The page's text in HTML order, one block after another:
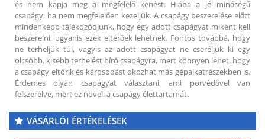
és nem kapja meg a megfelelő kenést. Hiába a jó minőségű
csapágy, ha nem megfelelően kezeljük. A csapágy beszerelése előtt
mindenképp tájékozódjunk, hogy egy adott csapágyat miként kell
beszerelni, ugyanis ezek eltérőek lehetnek. Fontos továbbá, hogy
ne terheljük túl, vagyis az adott csapágyat ne cseréljük ki egy
olcsóbb, kisebb terhelést bíró csapágyra, mert könnyen lehet, hogy
a csapágy eltörik és károsodást okozhat más gépalkatrészekben is.
Érdemes olyan csapágyat választani, ami porvédővel van
felszerelve, mert ez növeli a csapágy élettartamát.
VÁSÁRLÓI ÉRTÉKELÉSEK